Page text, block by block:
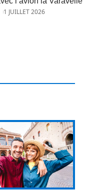
1 JUILLET 2026